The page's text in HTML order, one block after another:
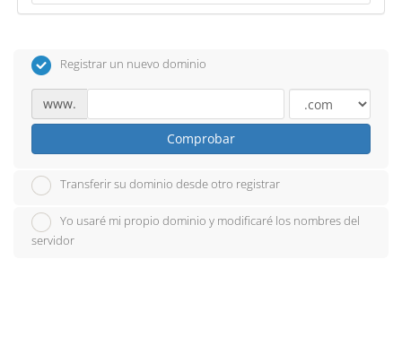
Registrar un nuevo dominio
www.
Comprobar
Transferir su dominio desde otro registrar
Yo usaré mi propio dominio y modificaré los nombres del
servidor